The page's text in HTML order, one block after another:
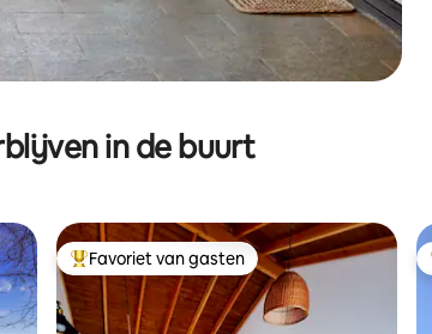
in de buurt
Topfavoriet van gasten
Favoriet van gasten